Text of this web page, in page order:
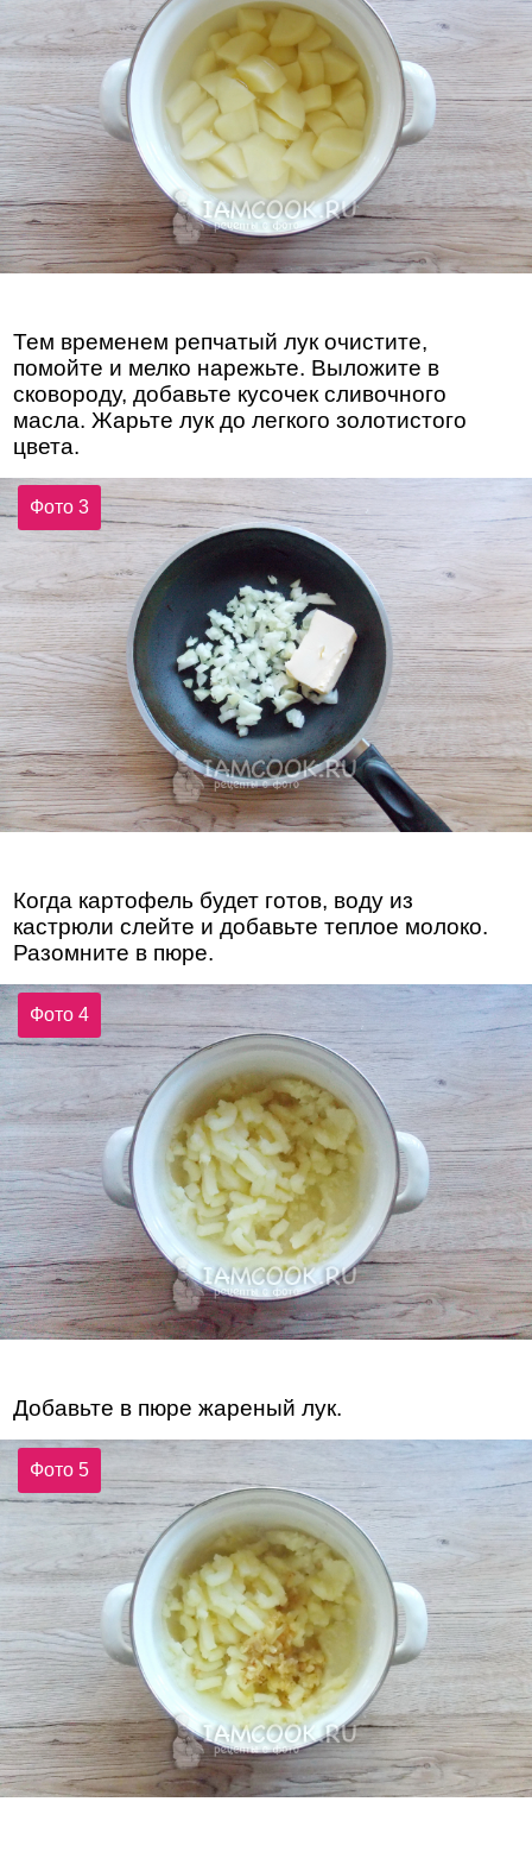
Тем временем репчатый лук очистите,
помойте и мелко нарежьте. Выложите в
сковороду, добавьте кусочек сливочного
масла. Жарьте лук до легкого золотистого
цвета.
Фото 3
Когда картофель будет готов, воду из
кастрюли слейте и добавьте теплое молоко.
Разомните в пюре.
Фото 4
Добавьте в пюре жареный лук.
Фото 5